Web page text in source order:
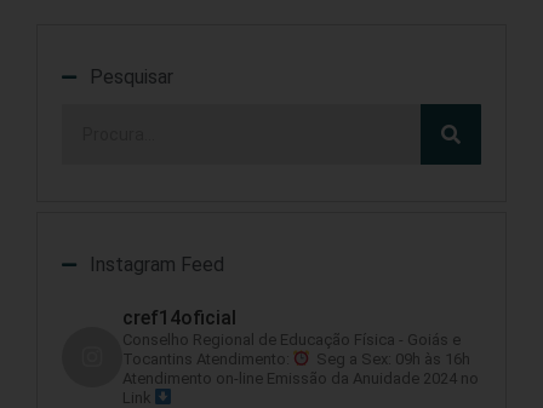
Pesquisar
Instagram Feed
cref14oficial
Conselho Regional de Educação Física - Goiás e
Tocantins Atendimento:
Seg a Sex: 09h às 16h
Atendimento on-line Emissão da Anuidade 2024 no
Link